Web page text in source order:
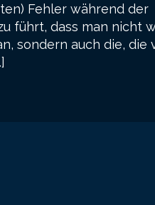
Fehler während der
führt, dass man nicht
sondern auch die, die